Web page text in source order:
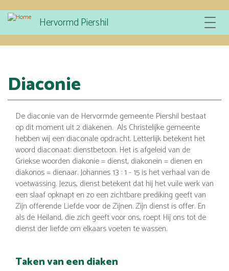
Overslaan
naar
de
Hervormd Piershil
Toggle
Diaconie
De diaconie van de Hervormde gemeente Piershil bestaat
op dit moment uit 2 diakenen. Als Christelijke gemeente
hebben wij een diaconale opdracht. Letterlijk betekent het
woord diaconaat: dienstbetoon. Het is afgeleid van de
Griekse woorden diakonie = dienst, diakonein = dienen en
diakonos = dienaar. Johannes 13 : 1 - 15 is het verhaal van de
voetwassing. Jezus, dienst betekent dat hij het vuile werk van
een slaaf opknapt en zo een zichtbare prediking geeft van
Zijn offerende Liefde voor de Zijnen. Zijn dienst is offer. En
als de Heiland, die zich geeft voor ons, roept Hij ons tot de
dienst der liefde om elkaars voeten te wassen.
Taken van een diaken